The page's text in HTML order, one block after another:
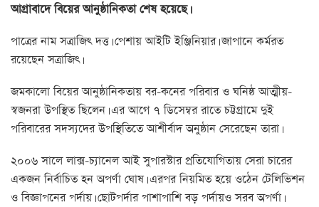
আগ্রাবাদে বিয়ের আনুষ্ঠানিকতা শেষ হয়েছে।
পাত্রের নাম সত্রাজিৎ দত্ত। পেশায় আইটি ইঞ্জিনিয়ার। জাপানে কর্মরত
রয়েছেন সত্রাজিৎ।
জমকালো বিয়ের আনুষ্ঠানিকতায় বর-কনের পরিবার ও ঘনিষ্ঠ আত্মীয়-
স্বজনরা উপস্থিত ছিলেন। এর আগে ৭ ডিসেম্বর রাতে চট্টগ্রামে দুই
পরিবারের সদস্যদের উপস্থিতিতে আশীর্বাদ অনুষ্ঠান সেরেছেন তারা।
২০০৬ সালে লাক্স-চ্যানেল আই সুপারস্টার প্রতিযোগিতায় সেরা চারের
একজন নির্বাচিত হন অপর্ণা ঘোষ। এরপর নিয়মিত হয়ে ওঠেন টেলিভিশন
ও বিজ্ঞাপনের পর্দায়। ছোটপর্দার পাশাপাশি বড় পর্দায়ও সরব অপর্ণা।